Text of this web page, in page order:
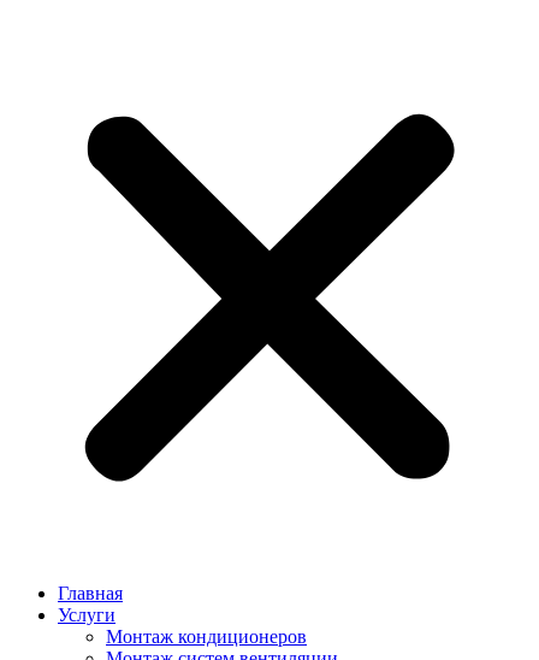
Главная
Услуги
Монтаж кондиционеров